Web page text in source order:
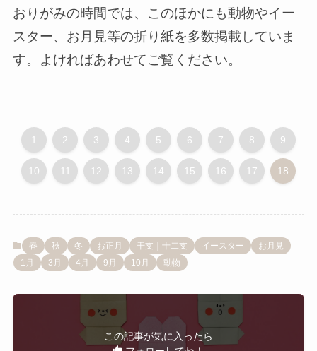
おりがみの時間では、このほかにも動物やイー
スター、お月見等の折り紙を多数掲載していま
す。よければあわせてご覧ください。
1 2 3 4 5 6 7 8 9
10 11 12 13 14 15 16 17 18
春 秋 冬 お正月 干支｜十二支 イースター
お月見
1月
3月 4月 9月 10月 動物
この記事が気に入ったら